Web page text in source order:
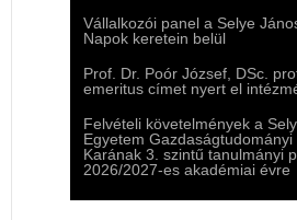
Vállalkozói panel a Selye
Napok keretein belül
Prof. Dr. Poór József, DSc.
emeritus címet nyert el
Felvételi követelmények a
Egyetem
Karának 3. szintű tanulmányi
2026/2027-es akadémiai évre